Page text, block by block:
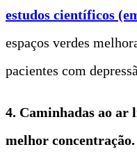
estudos científicos
espaços verdes
pacientes com
4. Caminhadas ao
melhor concentração.